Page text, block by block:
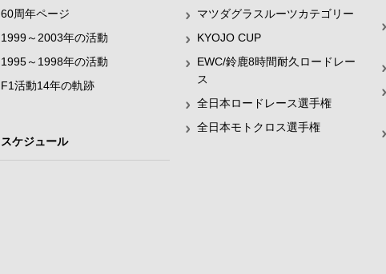
マツダグラスルーツカテゴリー
KYOJO CUP
EWC/鈴鹿8時間耐久ロードレー
ス
全日本ロードレース選手権
全日本モトクロス選手権
60周年ページ
1999～2003年の活動
1995～1998年の活動
F1活動14年の軌跡
スケジュール